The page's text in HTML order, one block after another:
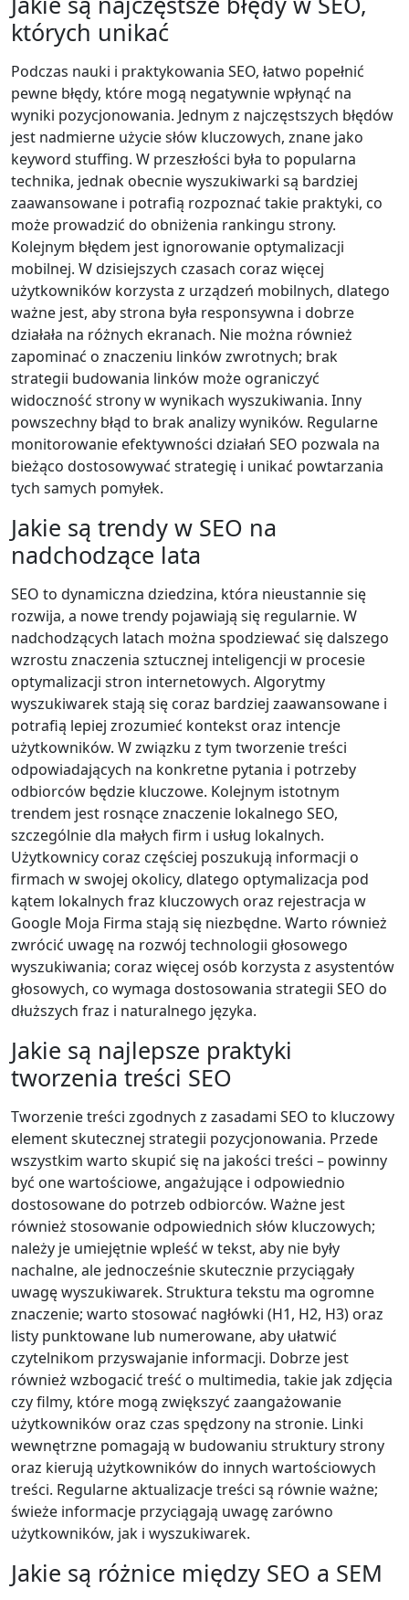
których unikać
Podczas nauki i praktykowania SEO, łatwo popełnić
pewne błędy, które mogą negatywnie wpłynąć na
wyniki pozycjonowania. Jednym z najczęstszych błędów
jest nadmierne użycie słów kluczowych, znane jako
keyword stuffing. W przeszłości była to popularna
technika, jednak obecnie wyszukiwarki są bardziej
zaawansowane i potrafią rozpoznać takie praktyki, co
może prowadzić do obniżenia rankingu strony.
Kolejnym błędem jest ignorowanie optymalizacji
mobilnej. W dzisiejszych czasach coraz więcej
użytkowników korzysta z urządzeń mobilnych, dlatego
ważne jest, aby strona była responsywna i dobrze
działała na różnych ekranach. Nie można również
zapominać o znaczeniu linków zwrotnych; brak
strategii budowania linków może ograniczyć
widoczność strony w wynikach wyszukiwania. Inny
powszechny błąd to brak analizy wyników. Regularne
monitorowanie efektywności działań SEO pozwala na
bieżąco dostosowywać strategię i unikać powtarzania
tych samych pomyłek.
Jakie są trendy w SEO na
nadchodzące lata
SEO to dynamiczna dziedzina, która nieustannie się
rozwija, a nowe trendy pojawiają się regularnie. W
nadchodzących latach można spodziewać się dalszego
wzrostu znaczenia sztucznej inteligencji w procesie
optymalizacji stron internetowych. Algorytmy
wyszukiwarek stają się coraz bardziej zaawansowane i
potrafią lepiej zrozumieć kontekst oraz intencje
użytkowników. W związku z tym tworzenie treści
odpowiadających na konkretne pytania i potrzeby
odbiorców będzie kluczowe. Kolejnym istotnym
trendem jest rosnące znaczenie lokalnego SEO,
szczególnie dla małych firm i usług lokalnych.
Użytkownicy coraz częściej poszukują informacji o
firmach w swojej okolicy, dlatego optymalizacja pod
kątem lokalnych fraz kluczowych oraz rejestracja w
Google Moja Firma stają się niezbędne. Warto również
zwrócić uwagę na rozwój technologii głosowego
wyszukiwania; coraz więcej osób korzysta z asystentów
głosowych, co wymaga dostosowania strategii SEO do
dłuższych fraz i naturalnego języka.
Jakie są najlepsze praktyki
tworzenia treści SEO
Tworzenie treści zgodnych z zasadami SEO to kluczowy
element skutecznej strategii pozycjonowania. Przede
wszystkim warto skupić się na jakości treści – powinny
być one wartościowe, angażujące i odpowiednio
dostosowane do potrzeb odbiorców. Ważne jest
również stosowanie odpowiednich słów kluczowych;
należy je umiejętnie wpleść w tekst, aby nie były
nachalne, ale jednocześnie skutecznie przyciągały
uwagę wyszukiwarek. Struktura tekstu ma ogromne
znaczenie; warto stosować nagłówki (H1, H2, H3) oraz
listy punktowane lub numerowane, aby ułatwić
czytelnikom przyswajanie informacji. Dobrze jest
również wzbogacić treść o multimedia, takie jak zdjęcia
czy filmy, które mogą zwiększyć zaangażowanie
użytkowników oraz czas spędzony na stronie. Linki
wewnętrzne pomagają w budowaniu struktury strony
oraz kierują użytkowników do innych wartościowych
treści. Regularne aktualizacje treści są równie ważne;
świeże informacje przyciągają uwagę zarówno
użytkowników, jak i wyszukiwarek.
Jakie są różnice między SEO a SEM